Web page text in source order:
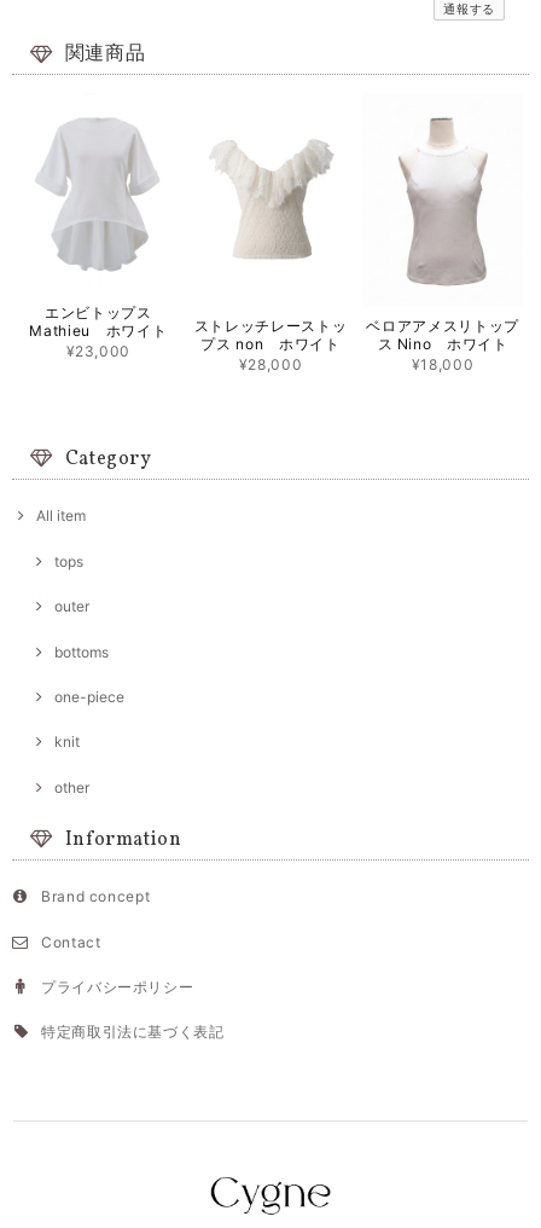
通報する
関連商品
エンビトップス
Mathieu ホワイト
¥23,000
ストレッチレーストッ
プス non ホワイト
¥28,000
ベロアアメスリトップ
ス Nino ホワイト
¥18,000
Category
All item
tops
outer
bottoms
one-piece
knit
other
Information
Brand concept
Contact
プライバシーポリシー
特定商取引法に基づく表記